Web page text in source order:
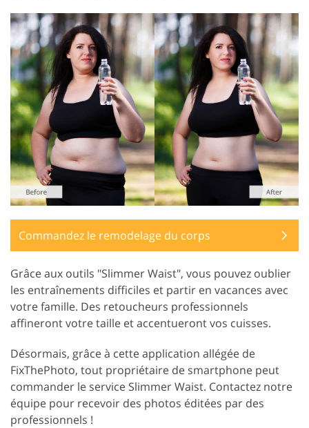
Commandez le remodelage du corps
Grâce aux outils "Slimmer Waist", vous pouvez oublier
les entraînements difficiles et partir en vacances avec
votre famille. Des retoucheurs professionnels
affineront votre taille et accentueront vos cuisses.
Désormais, grâce à cette application allégée de
FixThePhoto, tout propriétaire de smartphone peut
commander le service Slimmer Waist. Contactez notre
équipe pour recevoir des photos éditées par des
professionnels !